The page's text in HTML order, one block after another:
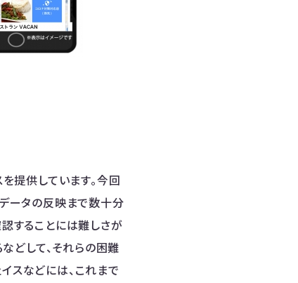
提供しています。今回
ータの反映まで数十分
認することには難しさが
どして、それらの困難
スなどには、これまで